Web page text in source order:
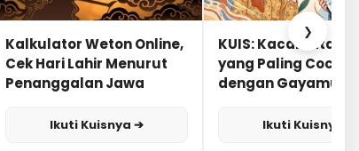
Kalkulator Weton Online,
Cek Hari Lahir Menurut
Penanggalan Jawa
Ikuti Kuisnya ➔
KUIS: Kacamata Apa
yang Paling Cocok
dengan Gayamu?
Ikuti Kuisnya ➔
❯